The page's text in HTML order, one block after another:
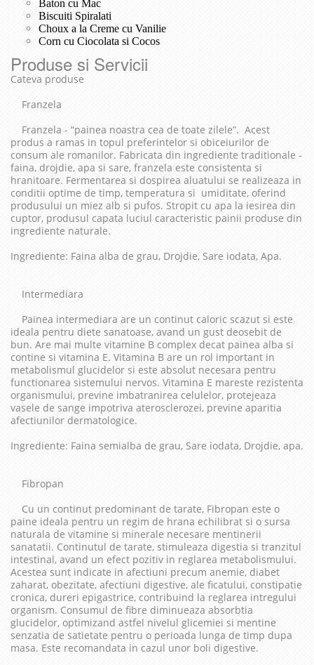
Baton cu Mac
Biscuiti Spiralati
Choux a la Creme cu Vanilie
Corn cu Ciocolata si Cocos
Produse si Servicii
Cateva produse
Franzela
Franzela - “painea noastra cea de toate zilele”. Acest
produs a ramas in topul preferintelor si obiceiurilor de
consum ale romanilor. Fabricata din ingrediente traditionale -
faina, drojdie, apa si sare, franzela este consistenta si
hranitoare. Fermentarea si dospirea aluatului se realizeaza in
conditii optime de timp, temperatura si umiditate, oferind
produsului un miez alb si pufos. Stropit cu apa la iesirea din
cuptor, produsul capata luciul caracteristic painii produse din
ingrediente naturale.
Ingrediente: Faina alba de grau, Drojdie, Sare iodata, Apa.
Intermediara
Painea intermediara are un continut caloric scazut si este
ideala pentru diete sanatoase, avand un gust deosebit de
bun. Are mai multe vitamine B complex decat painea alba si
contine si vitamina E. Vitamina B are un rol important in
metabolismul glucidelor si este absolut necesara pentru
functionarea sistemului nervos. Vitamina E mareste rezistenta
organismului, previne imbatranirea celulelor, protejeaza
vasele de sange impotriva aterosclerozei, previne aparitia
afectiunilor dermatologice.
Ingrediente: Faina semialba de grau, Sare iodata, Drojdie, apa.
Fibropan
Cu un continut predominant de tarate, Fibropan este o
paine ideala pentru un regim de hrana echilibrat si o sursa
naturala de vitamine si minerale necesare mentinerii
sanatatii. Continutul de tarate, stimuleaza digestia si tranzitul
intestinal, avand un efect pozitiv in reglarea metabolismului.
Acestea sunt indicate in afectiuni precum anemie, diabet
zaharat, obezitate, afectiuni digestive, ale ficatului, constipatie
cronica, dureri epigastrice, contribuind la reglarea intregului
organism. Consumul de fibre diminueaza absorbtia
glucidelor, optimizand astfel nivelul glicemiei si mentine
senzatia de satietate pentru o perioada lunga de timp dupa
masa. Este recomandata in cazul unor boli digestive.